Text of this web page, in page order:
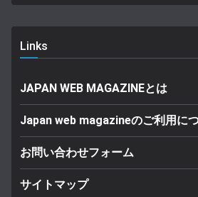
Links
JAPAN WEB MAGAZINEとは
Japan web magazineのご利用に
お問い合わせフォーム
サイトマップ